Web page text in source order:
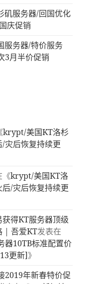
矶服务器/回国优化
庆促销
服务器/特价服务
3月半价促销
krypt/美国KT洛杉
灾后恢复持续更
《krypt/美国KT洛
/灾后恢复持续更
得KT服务器顶级
| 吾爱KT发表在
器10TB标准配置价
更新]》
2019年新春特价促